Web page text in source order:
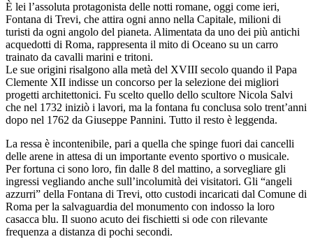
È lei l’assoluta protagonista delle notti romane, oggi come ieri,
Fontana di Trevi, che attira ogni anno nella Capitale, milioni di
turisti da ogni angolo del pianeta. Alimentata da uno dei più antichi
acquedotti di Roma, rappresenta il mito di Oceano su un carro
trainato da cavalli marini e tritoni.
Le sue origini risalgono alla metà del XVIII secolo quando il Papa
Clemente XII indisse un concorso per la selezione dei migliori
progetti architettonici. Fu scelto quello dello scultore Nicola Salvi
che nel 1732 iniziò i lavori, ma la fontana fu conclusa solo trent’anni
dopo nel 1762 da Giuseppe Pannini. Tutto il resto è leggenda.
La ressa è incontenibile, pari a quella che spinge fuori dai cancelli
delle arene in attesa di un importante evento sportivo o musicale.
Per fortuna ci sono loro, fin dalle 8 del mattino, a sorvegliare gli
ingressi vegliando anche sull’incolumità dei visitatori. Gli “angeli
azzurri” della Fontana di Trevi, otto custodi incaricati dal Comune di
Roma per la salvaguardia del monumento con indosso la loro
casacca blu. Il suono acuto dei fischietti si ode con rilevante
frequenza a distanza di pochi secondi.